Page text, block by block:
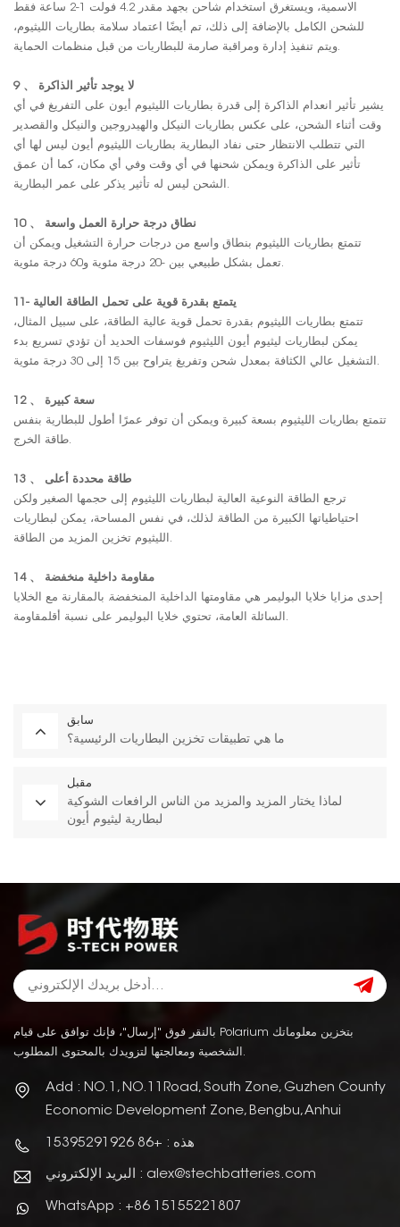
الاسمية، ويستغرق استخدام شاحن بجهد مقدر 4.2 فولت 1-2 ساعة فقط
للشحن الكامل. بالإضافة إلى ذلك، تم أيضًا اعتماد سلامة بطاريات الليثيوم،
9 、 لا يوجد تأثير الذاكرة
يشير تأثير انعدام الذاكرة إلى قدرة بطاريات الليثيوم أيون على التفريغ في أي
وقت أثناء الشحن، على عكس بطاريات النيكل والهيدروجين والنيكل والقصدير
التي تتطلب الانتظار حتى نفاد البطارية. بطاريات الليثيوم أيون ليس لها أي
تأثير على الذاكرة ويمكن شحنها في أي وقت وفي أي مكان، كما أن عمق
10 、 نطاق درجة حرارة العمل واسعة
تتمتع بطاريات الليثيوم بنطاق واسع من درجات حرارة التشغيل ويمكن أن
11- يتمتع بقدرة قوية على تحمل الطاقة العالية
تتمتع بطاريات الليثيوم بقدرة تحمل قوية عالية الطاقة، على سبيل المثال،
يمكن لبطاريات ليثيوم أيون الليثيوم فوسفات الحديد أن تؤدي تسريع بدء
12 、 سعة كبيرة
تتمتع بطاريات الليثيوم بسعة كبيرة ويمكن أن توفر عمرًا أطول للبطارية بنفس
13 、 طاقة محددة أعلى
ترجع الطاقة النوعية العالية لبطاريات الليثيوم إلى حجمها الصغير ولكن
احتياطياتها الكبيرة من الطاقة. لذلك، في نفس المساحة، يمكن لبطاريات
14 、 مقاومة داخلية منخفضة
إحدى مزايا خلايا البوليمر هي مقاومتها الداخلية المنخفضة. بالمقارنة مع الخلايا
سابق
ما هي تطبيقات تخزين البطاريات الرئيسية؟
مقبل
لماذا يختار المزيد والمزيد من الناس الرافعات الشوكية
لبطارية ليثيوم أيون
بالنقر فوق "إرسال"، فإنك توافق على قيام Polarium بتخزين معلوماتك
الشخصية ومعالجتها لتزويدك بالمحتوى المطلوب.
Add : NO.1, NO.11Road, South Zone, Guzhen County
Economic Development Zone, Bengbu, Anhui
هذه : +86 15395291926
البريد الإلكتروني : alex@stechbatteries.com
WhatsApp : +86 15155221807